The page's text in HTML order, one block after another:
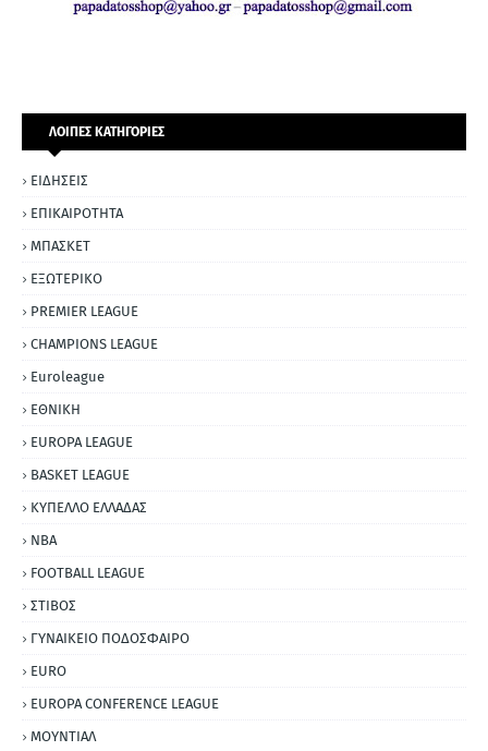
ΛΟΙΠΕΣ ΚΑΤΗΓΟΡΙΕΣ
ΕΙΔΗΣΕΙΣ
ΕΠΙΚΑΙΡΟΤΗΤΑ
ΜΠΑΣΚΕΤ
ΕΞΩΤΕΡΙΚΟ
PREMIER LEAGUE
CHAMPIONS LEAGUE
Euroleague
ΕΘΝΙΚΗ
EUROPA LEAGUE
BASKET LEAGUE
ΚΥΠΕΛΛΟ ΕΛΛΑΔΑΣ
NBA
FOOTBALL LEAGUE
ΣΤΙΒΟΣ
ΓΥΝΑΙΚΕΙΟ ΠΟΔΟΣΦΑΙΡΟ
EURO
EUROPA CONFERENCE LEAGUE
ΜΟΥΝΤΙΑΛ